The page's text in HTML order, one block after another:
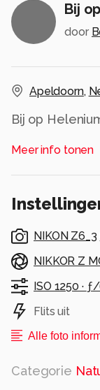
Bij
door
Apeldoorn,
Bij op
Alle rechten
Meer info tonen
NIKON Z6_3
NIKKOR Z
ISO 1250 · ƒ/
Flits uit
Alle foto
Categorie